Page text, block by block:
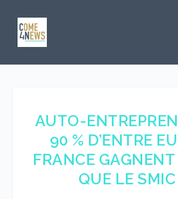
AUTO-
90 % D’ENTRE
FRANCE
QUE LE SMIC